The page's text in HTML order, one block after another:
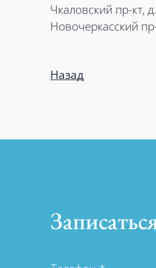
Чкаловский пр-кт,
Новочеркасский
Назад